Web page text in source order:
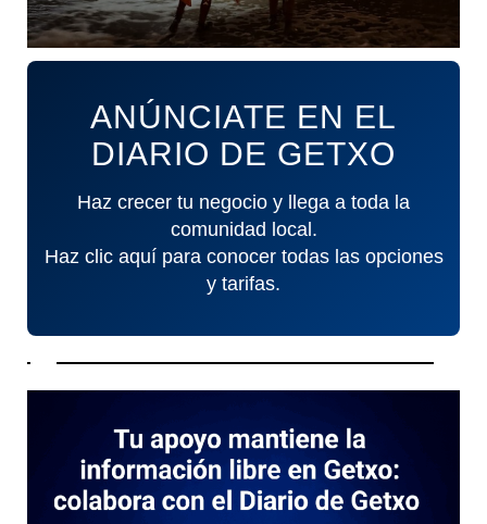
ANÚNCIATE EN EL
DIARIO DE GETXO
Haz crecer tu negocio y llega a toda la
comunidad local.
Haz clic aquí para conocer todas las opciones
y tarifas.